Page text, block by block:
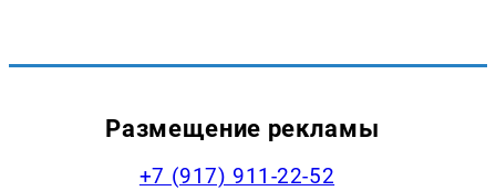
Размещение рекламы
+7 (917) 911-22-52